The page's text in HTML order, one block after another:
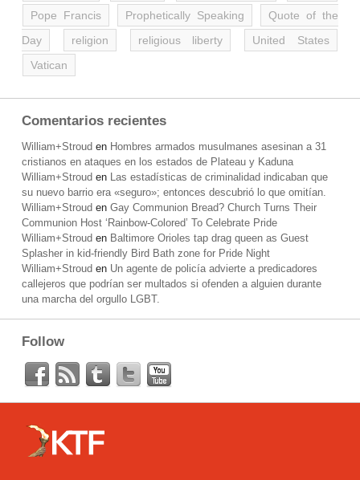
Pope Francis
Prophetically Speaking
Quote of the
Day
religion religious liberty
United States
Vatican
Comentarios recientes
William+Stroud en Hombres armados musulmanes asesinan a 31
cristianos en ataques en los estados de Plateau y Kaduna
William+Stroud en Las estadísticas de criminalidad indicaban que
su nuevo barrio era «seguro»; entonces descubrió lo que omitían.
William+Stroud en Gay Communion Bread? Church Turns Their
Communion Host ‘Rainbow-Colored’ To Celebrate Pride
William+Stroud en Baltimore Orioles tap drag queen as Guest
Splasher in kid-friendly Bird Bath zone for Pride Night
William+Stroud en Un agente de policía advierte a predicadores
callejeros que podrían ser multados si ofenden a alguien durante
una marcha del orgullo LGBT.
Follow